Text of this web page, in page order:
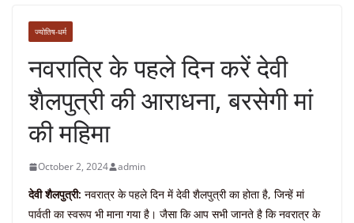
ज्योतिष-धर्म
नवरात्रि के पहले दिन करें देवी
शैलपुत्री की आराधना, बरसेगी मां
की महिमा
October 2, 2024 admin
देवी शैलपुत्री: नवरात्र के पहले दिन में देवी शैलपुत्री का होता है, जिन्हें मां
पार्वती का स्वरूप भी माना गया है। जैसा कि आप सभी जानते है कि नवरात्र के